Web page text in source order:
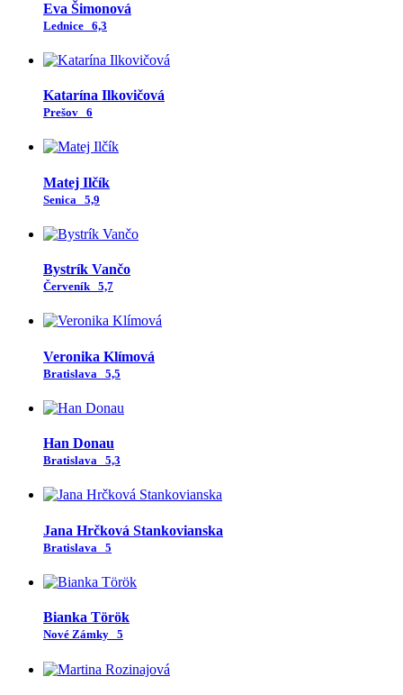
Eva Šimonová
Lednice 6,3
Katarína Ilkovičová
Prešov 6
Matej Ilčík
Senica 5,9
Bystrík Vančo
Červeník 5,7
Veronika Klímová
Bratislava 5,5
Han Donau
Bratislava 5,3
Jana Hrčková Stankovianska
Bratislava 5
Bianka Török
Nové Zámky 5